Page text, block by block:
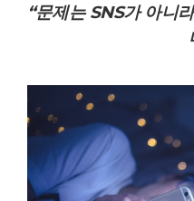
“문제는 SNS가 아니